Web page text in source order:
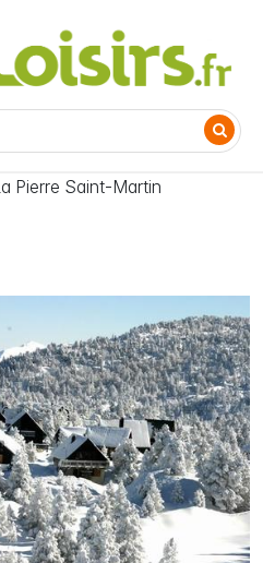
Pierre Saint-Martin
La Pierre Saint-Martin